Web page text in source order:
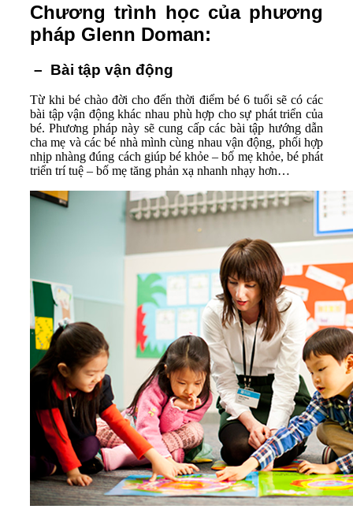
Chương trình học của phương
pháp Glenn Doman:
– Bài tập vận động
Từ khi bé chào đời cho đến thời điểm bé 6 tuổi sẽ có các
bài tập vận động khác nhau phù hợp cho sự phát triển của
bé. Phương pháp này sẽ cung cấp các bài tập hướng dẫn
cha mẹ và các bé nhà mình cùng nhau vận động, phối hợp
nhịp nhàng đúng cách giúp bé khỏe – bố mẹ khỏe, bé phát
triển trí tuệ – bố mẹ tăng phản xạ nhanh nhạy hơn…